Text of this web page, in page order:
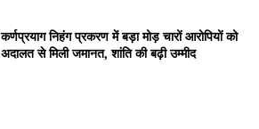
कर्णप्रयाग निहंग प्रकरण में बड़ा मोड़ चारों आरोपियों को
अदालत से मिली जमानत, शांति की बढ़ी उम्मीद